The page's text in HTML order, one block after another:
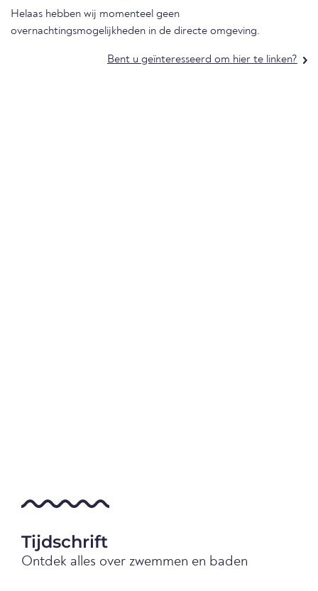
Helaas hebben wij momenteel geen
overnachtingsmogelijkheden in de directe omgeving.
Bent u geïnteresseerd om hier te linken?
Tijdschrift
Ontdek alles over zwemmen en baden